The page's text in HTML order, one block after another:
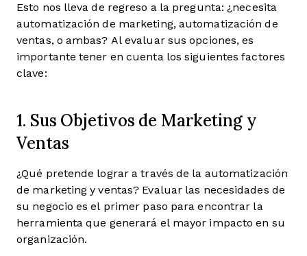
Esto nos lleva de regreso a la pregunta: ¿necesita
automatización de marketing, automatización de
ventas, o ambas? Al evaluar sus opciones, es
importante tener en cuenta los siguientes factores
clave:
1. Sus Objetivos de Marketing y
Ventas
¿Qué pretende lograr a través de la automatización
de marketing y ventas? Evaluar las necesidades de
su negocio es el primer paso para encontrar la
herramienta que generará el mayor impacto en su
organización.